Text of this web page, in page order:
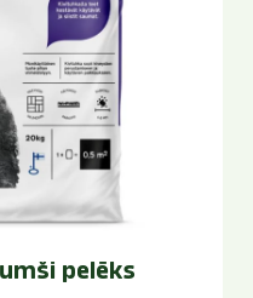
pelēks